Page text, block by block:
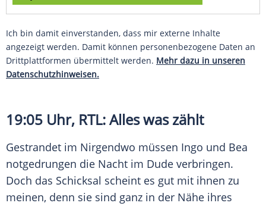
Ich bin damit einverstanden, dass mir externe Inhalte
angezeigt werden. Damit können personenbezogene Daten an
Drittplattformen übermittelt werden. Mehr dazu in unseren
Datenschutzhinweisen.
19:05 Uhr, RTL: Alles was zählt
Gestrandet im Nirgendwo müssen Ingo und Bea
notgedrungen die Nacht im Dude verbringen.
Doch das Schicksal scheint es gut mit ihnen zu
meinen, denn sie sind ganz in der Nähe ihres